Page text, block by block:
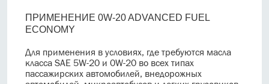
ПРИМЕНЕНИЕ 0W-20 ADVANCED FUEL
ECONOMY
Для применения в условиях, где требуются масла
класса SAE 5W-20 и 0W-20 во всех типах
пассажирских автомобилей, внедорожных